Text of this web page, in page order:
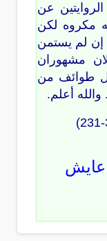
عن
مكروه لكن
إن لم يستمن
مشهوران
طوائف من
أعلم.
عايش